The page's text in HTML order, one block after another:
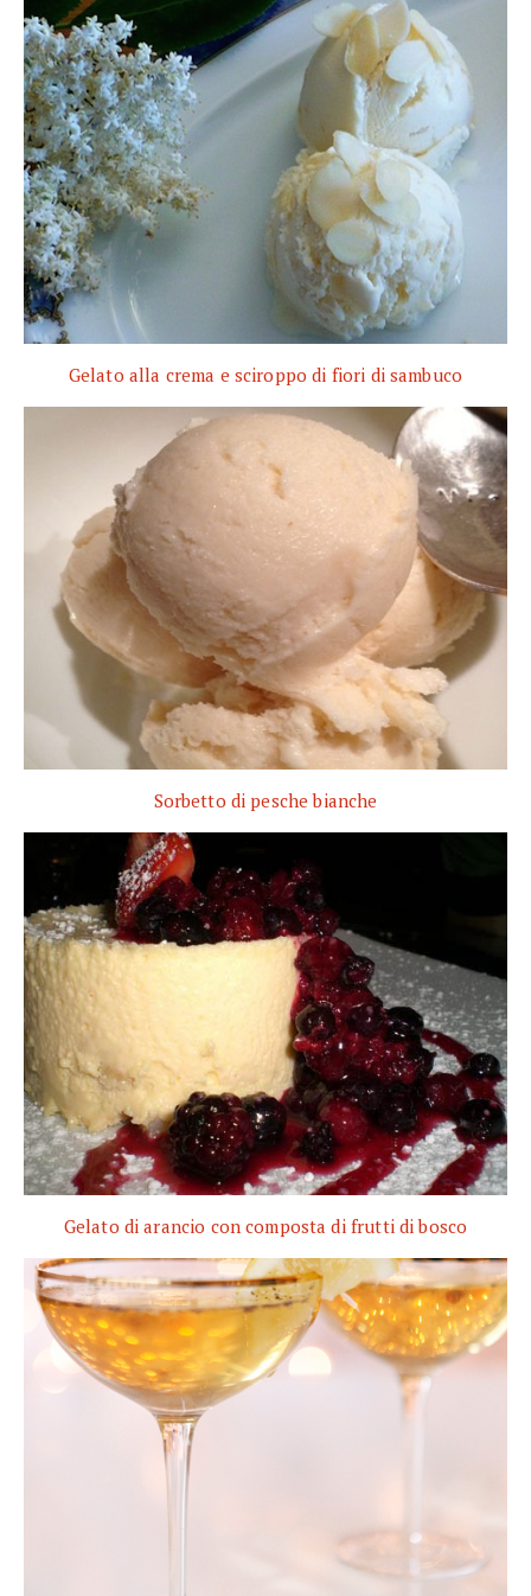
Gelato alla crema e sciroppo di fiori di sambuco
Sorbetto di pesche bianche
Gelato di arancio con composta di frutti di bosco